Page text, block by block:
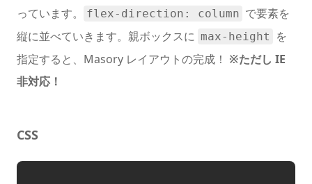
っています。
flex-direction: column で要素を
縦に並べていきます。親ボックスに max-height
を
指定すると、Masory レイアウトの完成！ ※ただし IE
非対応！
CSS